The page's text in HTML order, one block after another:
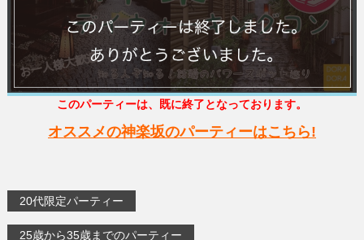
このパーティーは、既に終了となっております。
オススメの神楽坂のパーティーはこちら!
20代限定パーティー
25歳から35歳までのパーティー